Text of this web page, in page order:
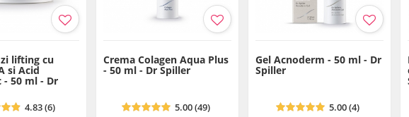
lifting cu
si Acid
- 50 ml - Dr
4.83 (6)
Crema Colagen Aqua Plus
- 50 ml - Dr Spiller
5.00 (49)
Gel Acnoderm - 50 ml - Dr
Spiller
5.00 (4)